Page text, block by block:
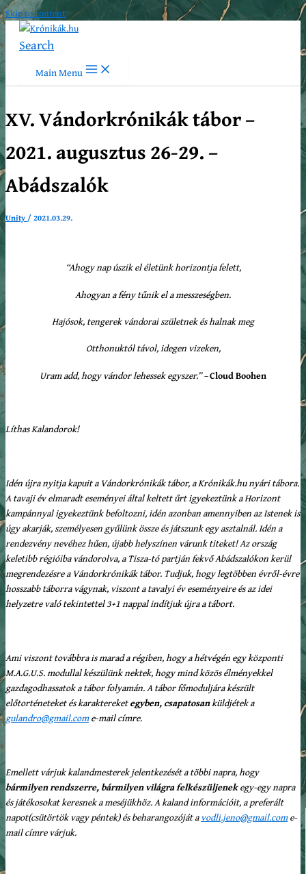
Skip to content
Search
Main Menu
XV. Vándorkrónikák tábor –
2021. augusztus 26-29. –
Abádszalók
Unity /2021.03.29.
“Ahogy nap úszik el életünk horizontja felett,
Ahogyan a fény tűnik el a messzeségben.
Hajósok, tengerek vándorai születnek és halnak meg
Otthonuktól távol, idegen vizeken,
Uram add, hogy vándor lehessek egyszer.” –Cloud Boohen
Líthas Kalandorok!
Idén újra nyitja kapuit a Vándorkrónikák tábor, a Krónikák.hu nyári tábora.
A tavaji év elmaradt eseményei által keltett űrt igyekeztünk a Horizont
kampánnyal igyekeztünk befoltozni, idén azonban amennyiben az Istenek is
úgy akarják, személyesen gyűlünk össze és játszunk egy asztalnál. Idén a
rendezvény nevéhez hűen, újabb helyszínen várunk titeket! Az ország
keletibb régióiba vándorolva, a Tisza-tó partján fekvő Abádszalókon kerül
megrendezésre a Vándorkrónikák tábor. Tudjuk, hogy legtöbben évről-évre
hosszabb táborra vágynak, viszont a tavalyi év eseményeire és az idei
helyzetre való tekintettel 3+1 nappal indítjuk újra a tábort.
Ami viszont továbbra is marad a régiben, hogy a hétvégén egy központi
M.A.G.U.S. modullal készülünk nektek, hogy mind közös élményekkel
gazdagodhassatok a tábor folyamán. A tábor főmoduljára készült
előtorténeteket és karaktereketegyben, csapatosanküldjétek a
gulandro@gmail.come-mail címre.
Emellett várjuk kalandmesterek jelentkezését a többi napra, hogy
bármilyen rendszerre, bármilyen világra felkészüljenekegy-egy napra
és játékosokat keresnek a meséjükhöz. A kaland információit, a preferált
napot(csütörtök vagy péntek) és beharangozóját a vodli.jeno@gmail.come-
mail címre várjuk.